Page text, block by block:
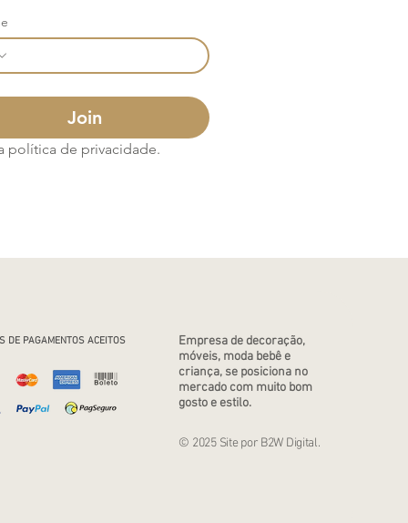
Join
política de privacidade.
DE PAGAMENTOS ACEITOS
Empresa de decoração,
móveis, moda bebê e
criança, se posiciona no
mercado com muito bom
gosto e estilo.
© 2025 Site por B2W Digital.